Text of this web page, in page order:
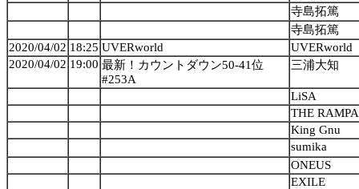
寺島拓篤
寺島拓篤
2020/04/02 18:25 UVERworld
UVERworld
2020/04/02 19:00 最新！カウントダウン50-41位
#253A
三浦大知
LiSA
THE
King Gnu
sumika
ONEUS
EXILE